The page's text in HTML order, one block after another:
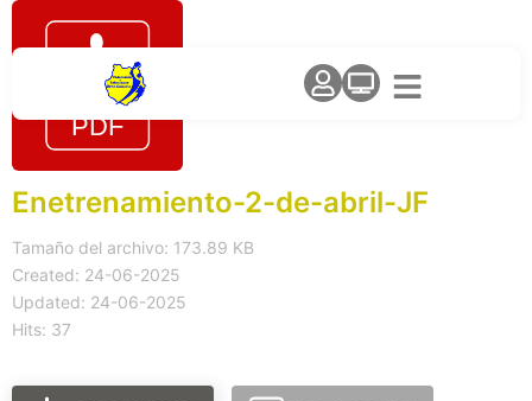
Enetrenamiento-2-de-abril-JF
Tamaño del archivo: 173.89 KB
Created: 24-06-2025
Updated: 24-06-2025
Hits: 37